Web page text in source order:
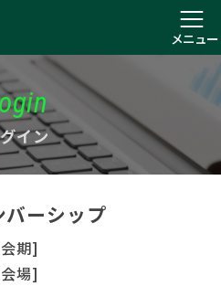
メニュー
イン
バーシップ
期]
場]